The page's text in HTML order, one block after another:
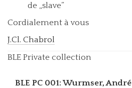
de „slave”
Cordialement à vous
J.Cl. Chabrol
BLE Private collection
BLE PC 001: Wurmser, André